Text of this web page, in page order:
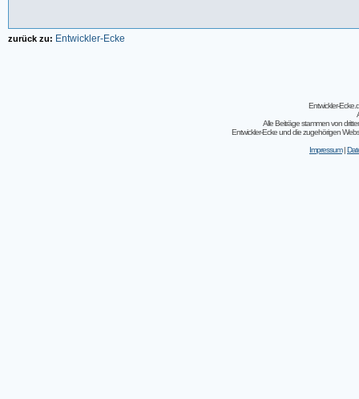
zurück zu: Entwickler-Ecke
Entwickler-
Alle Beiträge stammen von
Entwickler-Ecke und die zugehörigen
Impressum|